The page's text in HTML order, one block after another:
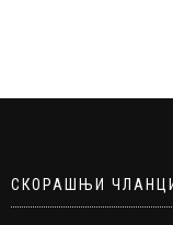
СКОРАШЊИ